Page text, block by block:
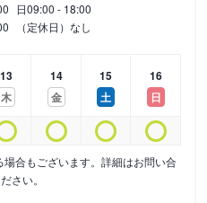
日09:00 - 18:00
（定休日）なし
13
木
14
金
15
土
16
日
合もございます。詳細はお問い合
さい。